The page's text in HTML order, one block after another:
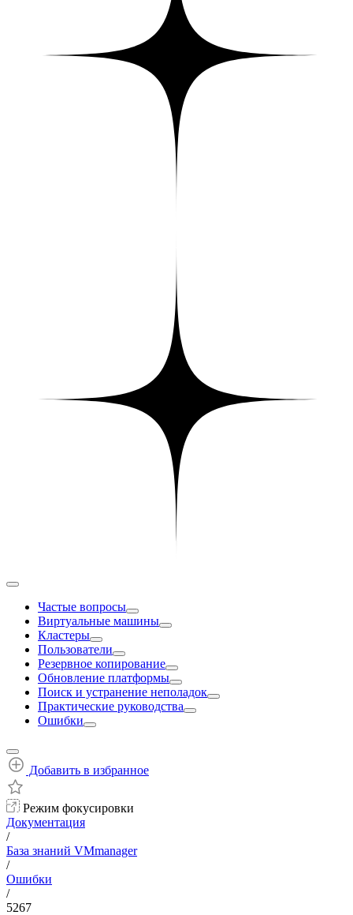
Частые вопросы
Виртуальные машины
Кластеры
Пользователи
Резервное копирование
Обновление платформы
Поиск и устранение неполадок
Практические руководства
Ошибки
Добавить в избранное
Режим фокусировки
Документация
/
База знаний VMmanager
/
Ошибки
/
5267